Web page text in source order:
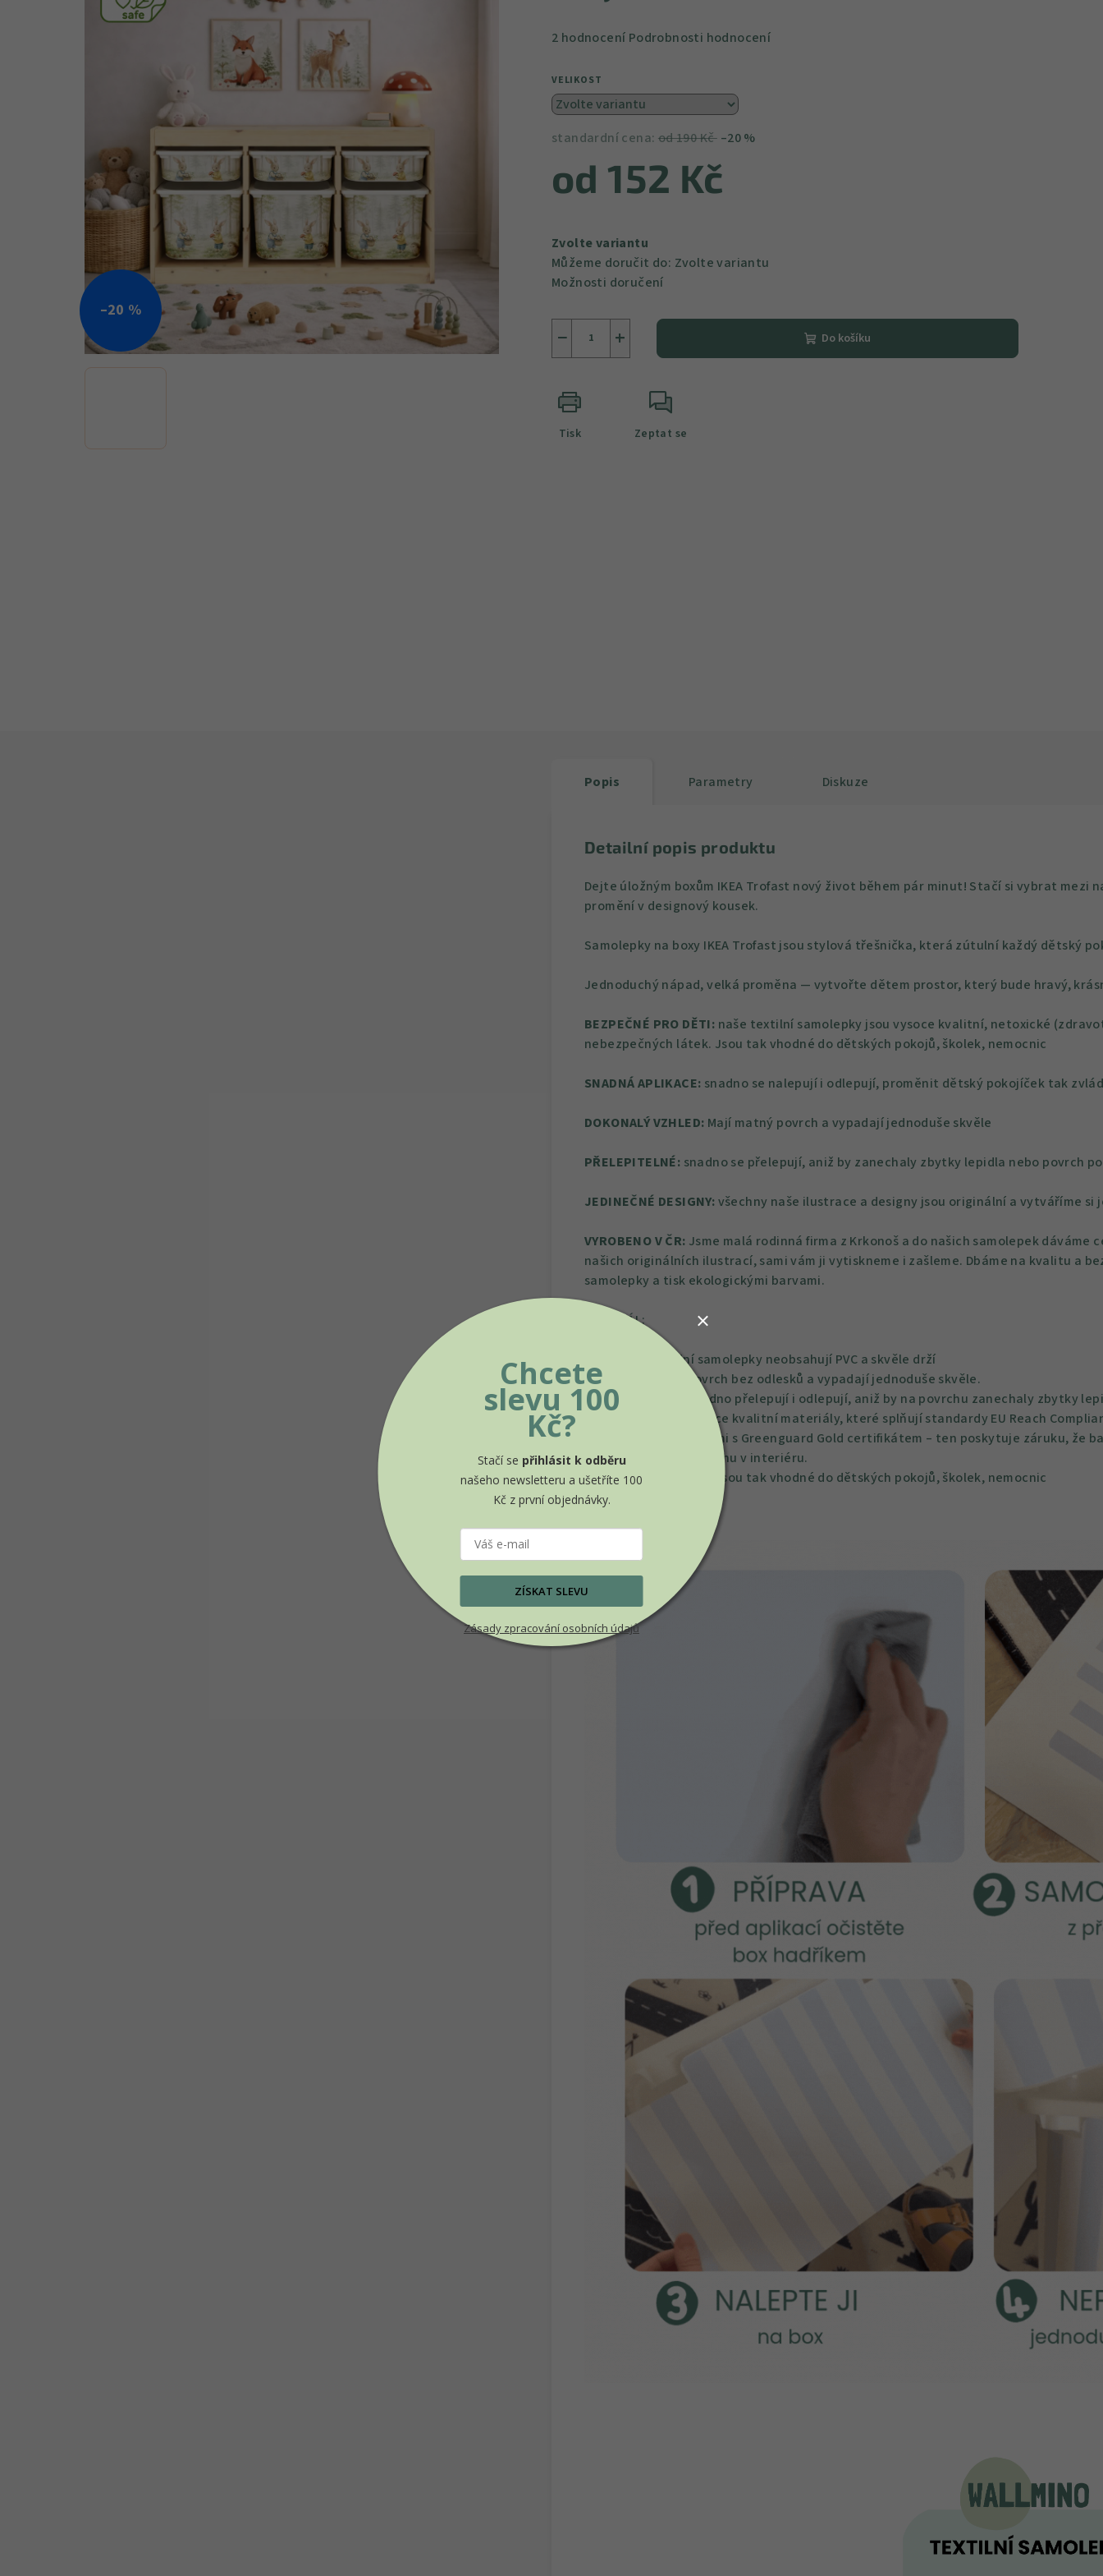
Průměrné
produktu
je
5,0
z
hvězdiček.
2 hodnocení Podrobnosti hodnocení
VELIKOST
standardní cena: od 190 Kč –20 %
od 152 Kč
cena:
Zvolte variantu
Můžeme doručit do: Zvolte variantu
Možnosti doručení
+
− Do košíku
Tisk Zeptat se
–20 %
Popis Parametry Diskuze
Detailní popis produktu
Dejte úložným boxům IKEA Trofast nový život během pár minut! Stačí si vybrat mezi
promění v designový kousek.
Samolepky na boxy IKEA Trofast jsou stylová třešnička, která zútulní každý dětský
Jednoduchý nápad, velká proměna — vytvořte dětem prostor, který bude hravý,
BEZPEČNÉ PRO DĚTI: naše textilní samolepky jsou vysoce kvalitní, netoxické
nebezpečných látek. Jsou tak vhodné do dětských pokojů, školek, nemocnic
SNADNÁ APLIKACE: snadno se nalepují i odlepují, proměnit dětský pokojíček tak
DOKONALÝ VZHLED: Mají matný povrch a vypadají jednoduše skvěle
PŘELEPITELNÉ: snadno se přelepují, aniž by zanechaly zbytky lepidla nebo povrch
JEDINEČNÉ DESIGNY:všechny naše ilustrace a designy jsou originální a vytváříme si
VYROBENO V ČR: Jsme malá rodinná firma z Krkonoš a do našich samolepek dáváme
našich originálních ilustrací, sami vám ji vytiskneme i zašleme. Dbáme na kvalitu a
samolepky a tisk ekologickými barvami.
MATERIÁL:
Naše textilní samolepky neobsahují PVC a skvěle drží
Mají matný povrch bez odlesků a vypadají jednoduše skvěle.
Zároveň se snadno přelepují i odlepují, aniž by na povrchu zanechaly zbytky
Používáme vysoce kvalitní materiály, které splňují standardy EU Reach
Tiskneme barvami s Greenguard Gold certifikátem – ten poskytuje záruku, že
pro kvalitu vzduchu v interiéru.
Naše samolepky jsou tak vhodné do dětských pokojů, školek, nemocnic
NÁVOD NA APLIKACI:
Chcete
slevu 100
Kč?
Stačí se přihlásit k odběru
našeho newsletteru a ušetříte 100
Kč z první objednávky.
ZÍSKAT SLEVU
Zásady zpracování osobních údajů